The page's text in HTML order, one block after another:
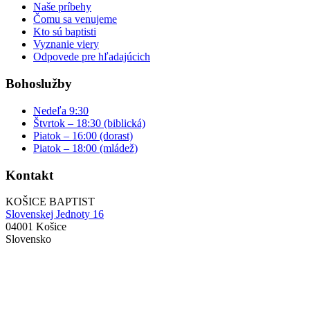
Naše príbehy
Čomu sa venujeme
Kto sú baptisti
Vyznanie viery
Odpovede pre hľadajúcich
Bohoslužby
Nedeľa 9:30
Štvrtok – 18:30 (biblická)
Piatok – 16:00 (dorast)
Piatok – 18:00 (mládež)
Kontakt
KOŠICE BAPTIST
Slovenskej Jednoty 16
04001 Košice
Slovensko